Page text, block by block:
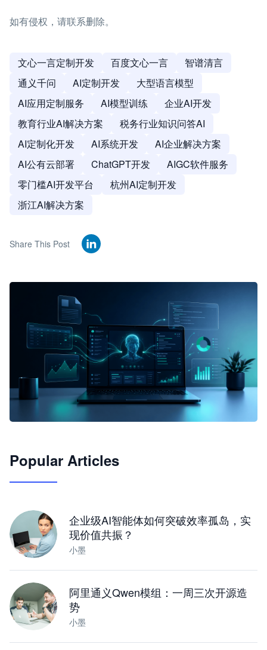
如有侵权，请联系删除。
文心一言定制开发 百度文心一言
智谱清言
通义千问
AI定制开发
大型语言模型
AI应用定制服务
AI模型训练
企业AI开发
教育行业AI解决方案
税务行业知识问答AI
AI定制化开发
AI系统开发
AI企业解决方案
AI公有云部署
ChatGPT开发
AIGC软件服务
零门槛AI开发平台
杭州AI定制开发
浙江AI解决方案
Share This Post
JimoClaw 桌面 AI Agent 工作台
Popular Articles
企业级AI智能体如何突破效率孤岛，实
现价值共振？
小墨
阿里通义Qwen模组：一周三次开源造
势
小墨